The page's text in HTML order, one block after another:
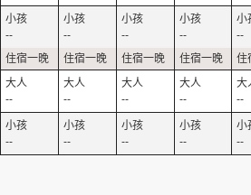
--
--
--
--
--
--
--
--
--
--
--
--
--
--
--